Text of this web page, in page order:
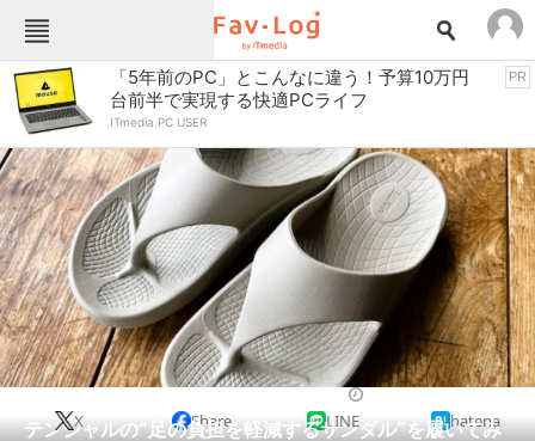
Fav-Logカテゴリー一覧
TOP アウトドア用品
インテリア・収納 おもちゃ・ホビー
カメラ キッチン家電
キッチン用品 ゲーム
コンテンツ・サービス
スポーツ・レジャー スマホ・携帯電話
パソコン・タブレット ファッション
ペット 家電
「5年前のPC」とこんなに違う！予算10万円
台前半で実現する快適PCライフ
ITmedia PC USER
PR
テンシャルの“足の負担を軽減するサンダル”を履いてみ
X Share LINE hatena